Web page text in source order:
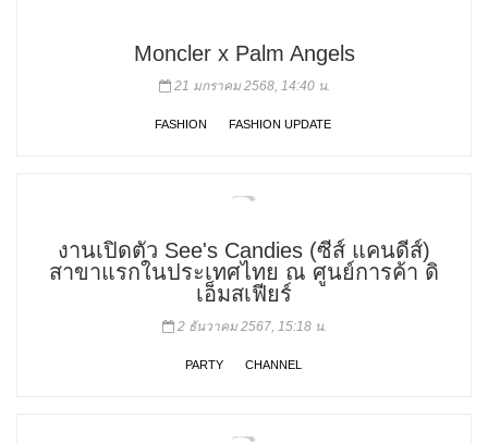
Moncler x Palm Angels
21 มกราคม 2568, 14:40 น.
FASHION FASHION UPDATE
งานเปิดตัว See's Candies (ซีส์ แคนดีส์)
สาขาแรกในประเทศไทย ณ ศูนย์การค้า ดิ
เอ็มสเฟียร์
2 ธันวาคม 2567, 15:18 น.
PARTY CHANNEL